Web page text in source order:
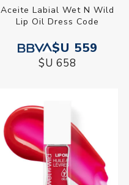
Aceite Labial Wet N Wild
Lip Oil Dress Code
$U 559
$U 658